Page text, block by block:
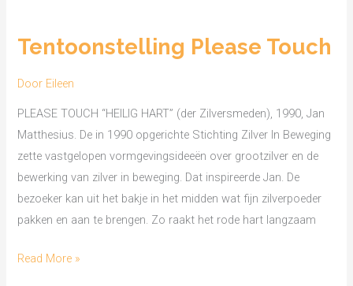
Tentoonstelling Please Touch
Door Eileen
PLEASE TOUCH “HEILIG HART” (der Zilversmeden), 1990, Jan
Matthesius. De in 1990 opgerichte Stichting Zilver In Beweging
zette vastgelopen vormgevingsideeën over grootzilver en de
bewerking van zilver in beweging. Dat inspireerde Jan. De
bezoeker kan uit het bakje in het midden wat fijn zilverpoeder
pakken en aan te brengen. Zo raakt het rode hart langzaam
Touch
Read More »